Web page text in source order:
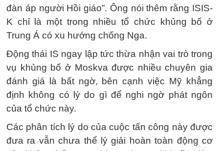
đàn áp người Hồi giáo”. Ông nói thêm rằng ISIS-
K chỉ là một trong nhiều tổ chức khủng bố ở
Trung Á có xu hướng chống Nga.
Động thái IS ngay lập tức thừa nhận vai trò trong
vụ khủng bố ở Moskva được nhiều chuyên gia
đánh giá là bất ngờ, bên cạnh việc Mỹ khẳng
định không có lý do gì để nghi ngờ phát ngôn
của tổ chức này.
Các phân tích lý do của cuộc tấn công này được
đưa ra vẫn chưa thể lý giải hoàn toàn động cơ